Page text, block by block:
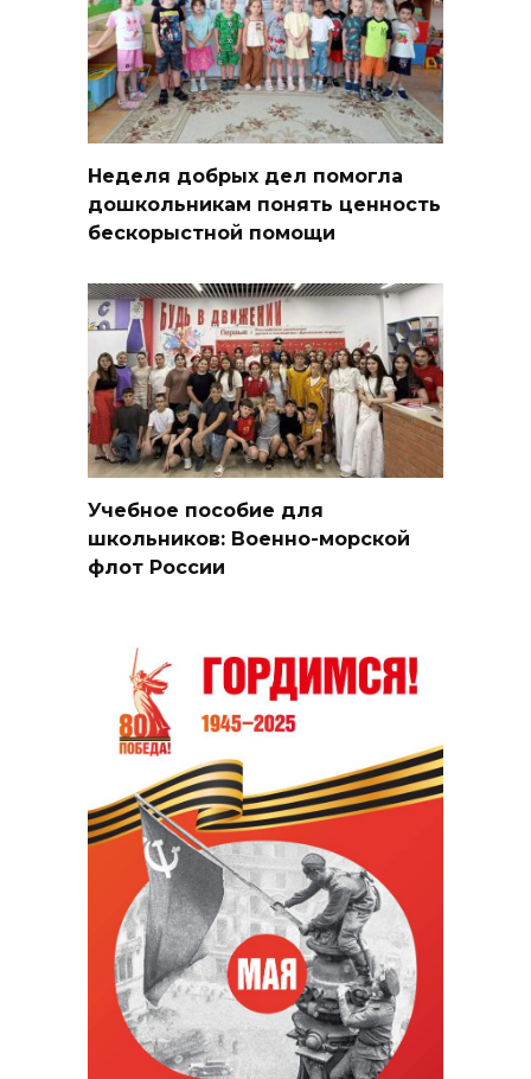
Неделя добрых дел помогла
дошкольникам понять ценность
бескорыстной помощи
Учебное пособие для
школьников: Военно-морской
флот России